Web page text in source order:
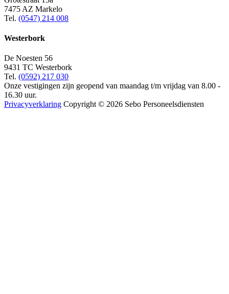
7475 AZ Markelo
Tel. (0547) 214 008
Westerbork
De Noesten 56
9431 TC Westerbork
Tel. (0592) 217 030
Onze vestigingen zijn geopend van maandag t/m vrijdag van 8.00 -
16.30 uur.
Privacyverklaring Copyright © 2026 Sebo Personeelsdiensten